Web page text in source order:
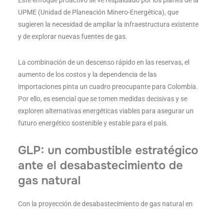
UPME (Unidad de Planeación Minero-Energética), que
sugieren la necesidad de ampliar la infraestructura existente
y de explorar nuevas fuentes de gas.
La combinación de un descenso rápido en las reservas, el
aumento de los costos y la dependencia de las
importaciones pinta un cuadro preocupante para Colombia.
Por ello, es esencial que se tomen medidas decisivas y se
exploren alternativas energéticas viables para asegurar un
futuro energético sostenible y estable para el país.
GLP: un combustible estratégico
ante el desabastecimiento de
gas natural
Con la proyección de desabastecimiento de gas natural en